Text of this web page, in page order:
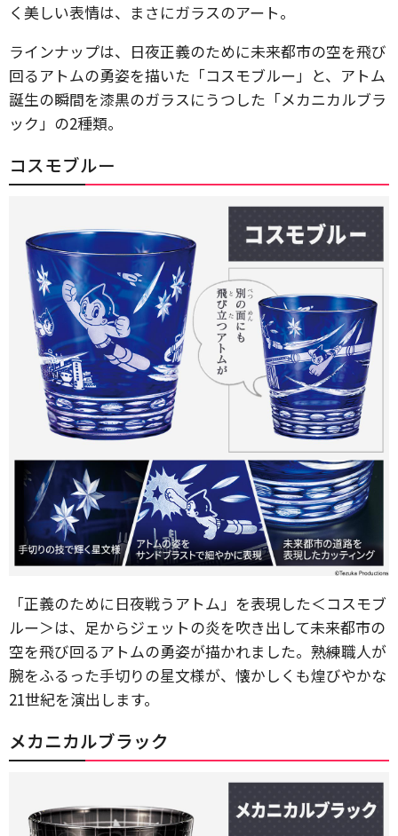
く美しい表情は、まさにガラスのアート。
ラインナップは、日夜正義のために未来都市の空を飛び
回るアトムの勇姿を描いた「コスモブルー」と、アトム
誕生の瞬間を漆黒のガラスにうつした「メカニカルブラ
ック」の2種類。
コスモブルー
「正義のために日夜戦うアトム」を表現した＜コスモブ
ルー＞は、足からジェットの炎を吹き出して未来都市の
空を飛び回るアトムの勇姿が描かれました。熟練職人が
腕をふるった手切りの星文様が、懐かしくも煌びやかな
21世紀を演出します。
メカニカルブラック